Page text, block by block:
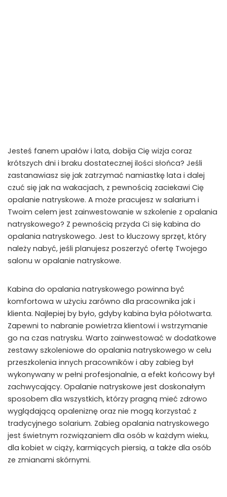
Jesteś fanem upałów i lata, dobija Cię wizja coraz
krótszych dni i braku dostatecznej ilości słońca? Jeśli
zastanawiasz się jak zatrzymać namiastkę lata i dalej
czuć się jak na wakacjach, z pewnością zaciekawi Cię
opalanie natryskowe. A może pracujesz w salarium i
Twoim celem jest zainwestowanie w szkolenie z opalania
natryskowego? Z pewnością przyda Ci się kabina do
opalania natryskowego. Jest to kluczowy sprzęt, który
należy nabyć, jeśli planujesz poszerzyć ofertę Twojego
salonu w opalanie natryskowe.
Kabina do opalania natryskowego powinna być
komfortowa w użyciu zarówno dla pracownika jak i
klienta. Najlepiej by było, gdyby kabina była półotwarta.
Zapewni to nabranie powietrza klientowi i wstrzymanie
go na czas natrysku. Warto zainwestować w dodatkowe
zestawy szkoleniowe do opalania natryskowego w celu
przeszkolenia innych pracowników i aby zabieg był
wykonywany w pełni profesjonalnie, a efekt końcowy był
zachwycający. Opalanie natryskowe jest doskonałym
sposobem dla wszystkich, którzy pragną mieć zdrowo
wyglądającą opaleniznę oraz nie mogą korzystać z
tradycyjnego solarium. Zabieg opalania natryskowego
jest świetnym rozwiązaniem dla osób w każdym wieku,
dla kobiet w ciąży, karmiących piersią, a także dla osób
ze zmianami skórnymi.